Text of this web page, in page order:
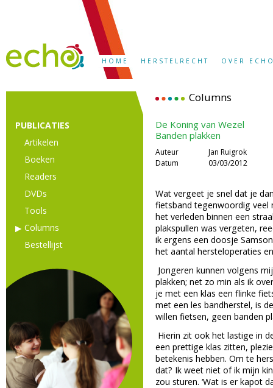
HOME HERSTELRECHT OVER
PUBLICATIES
Artikelen
Boeken
Readers
DVDs
Tools
Columns
Bestellijst
Columns
De Koning van Wezel
Banden plakken
Auteur
Jan Ruigrok
Datum
03/03/2012
Wat vergeet je snel dat je
fietsband tegenwoordig veel
het verleden binnen een
plakspullen was vergeten,
ik ergens een doosje
het aantal hersteloperaties
Jongeren kunnen volgens
plakken; net zo min als ik
je met een klas een flinke
met een les bandherstel, is
willen fietsen, geen banden
Hierin zit ook het lastige in
een prettige klas zitten,
betekenis hebben. Om te
dat? Ik weet niet of ik mijn
zou sturen. ‘Wat is er kapot